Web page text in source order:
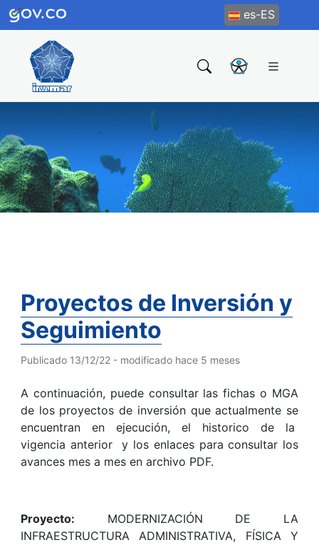
es-ES
Proyectos de Inversión y
Seguimiento
Publicado 13/12/22 - modificado hace 5 meses
A continuación, puede consultar las fichas o MGA
de los proyectos de inversión que actualmente se
encuentran en ejecución, el historico de la
vigencia anterior y los enlaces para consultar los
avances mes a mes en archivo PDF.
Proyecto: MODERNIZACIÓN DE LA
INFRAESTRUCTURA ADMINISTRATIVA, FÍSICA Y